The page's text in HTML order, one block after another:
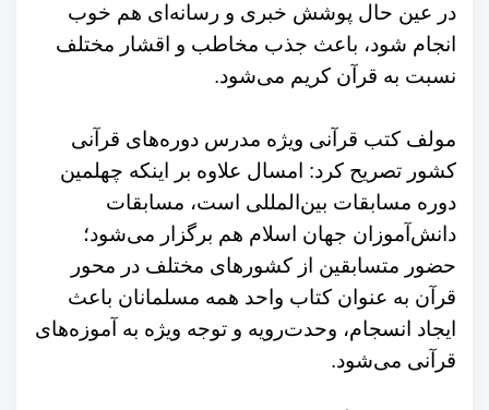
در عین حال پوشش خبری و رسانه‌ای هم خوب
انجام شود، باعث جذب مخاطب و اقشار مختلف
نسبت به قرآن کریم می‌شود.
مولف کتب قرآنی ویژه مدرس دوره‌های قرآنی
کشور تصریح کرد: امسال علاوه بر اینکه چهلمین
دوره مسابقات بین‌المللی است، مسابقات
دانش‌آموزان جهان اسلام هم برگزار می‌شود؛
حضور متسابقین از کشورهای مختلف در محور
قرآن به عنوان کتاب واحد همه مسلمانان باعث
ایجاد انسجام، وحدت‌رویه و توجه ویژه به آموزه‌های
قرآنی می‌شود.